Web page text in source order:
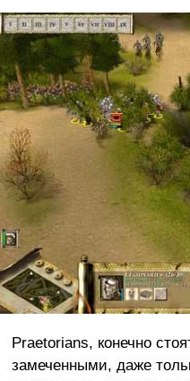
Praetorians, конечно
замеченными, даже